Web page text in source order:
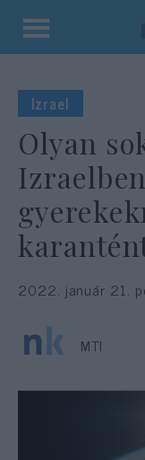
Kilépés
tartalomba
Izrael
Olyan
2022. január 21.
MTI